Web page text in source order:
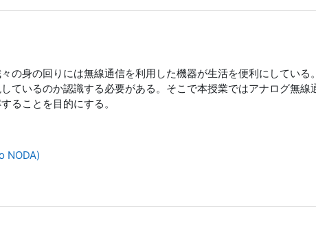
の身の回りには無線通信を利用した機器が生活を便利にしてい
ているのか認識する必要がある。そこで本授業ではアナログ無
ることを目的にする。
NODA)